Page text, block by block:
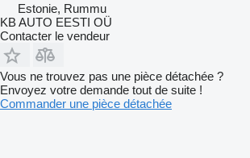
Estonie, Rummu
KB AUTO EESTI OÜ
Contacter le vendeur
Vous ne trouvez pas une pièce détachée ?
Envoyez votre demande tout de suite !
Commander une pièce détachée